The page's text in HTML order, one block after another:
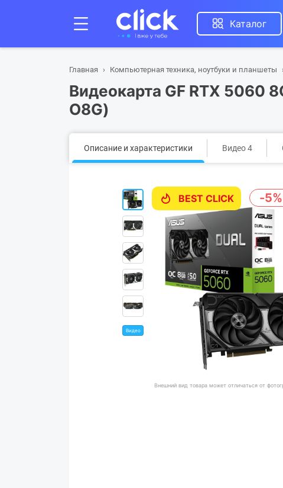
Каталог
Главная Компьютерная техника, ноутбуки и планшеты
Видеокарта GF RTX 5060
O8G)
Описание и характеристики Видео 4
Видео
BEST CLICK -5%
Внешний вид товара может отличаться от